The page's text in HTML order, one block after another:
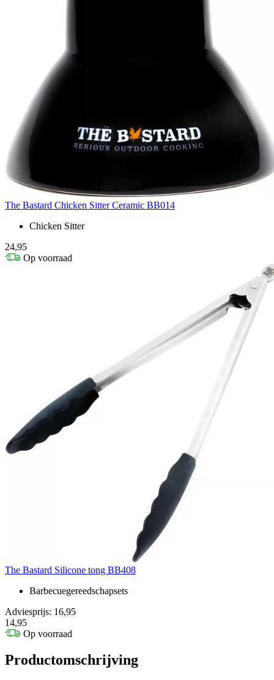
The Bastard Chicken Sitter Ceramic BB014
Chicken Sitter
24,95
Op voorraad
The Bastard Silicone tong BB408
Barbecuegereedschapsets
Adviesprijs: 16,95
14,95
Op voorraad
Productomschrijving